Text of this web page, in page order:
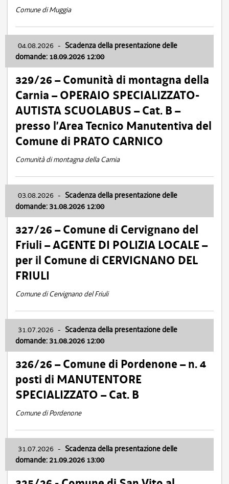
Comune di Muggia
04.08.2026 - Scadenza della presentazione delle
domande: 18.09.2026 12:00
329/26 – Comunità di montagna della
Carnia – OPERAIO SPECIALIZZATO-
AUTISTA SCUOLABUS – Cat. B –
presso l’Area Tecnico Manutentiva del
Comune di PRATO CARNICO
Comunità di montagna della Carnia
03.08.2026 - Scadenza della presentazione delle
domande: 31.08.2026 12:00
327/26 – Comune di Cervignano del
Friuli – AGENTE DI POLIZIA LOCALE –
per il Comune di CERVIGNANO DEL
FRIULI
Comune di Cervignano del Friuli
31.07.2026 - Scadenza della presentazione delle
domande: 31.08.2026 12:00
326/26 – Comune di Pordenone – n. 4
posti di MANUTENTORE
SPECIALIZZATO – Cat. B
Comune di Pordenone
31.07.2026 - Scadenza della presentazione delle
domande: 21.09.2026 13:00